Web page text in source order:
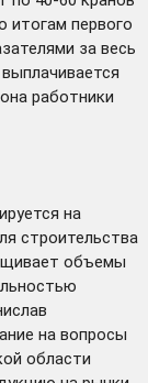
итогам первого
за весь
работники
на
строительства
объемы
на вопросы
области